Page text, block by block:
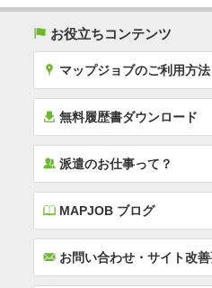
( お役立ちコンテンツ
x マップジョブのご利用方法
í 無料履歴書ダウンロード
‰派遣のお仕事って？
EMAPJOB ブログ
Fお問い合わせ・サイト改善